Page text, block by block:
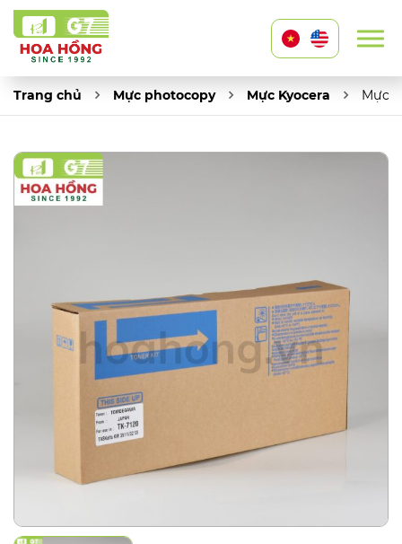
Trang chủ Mực photocopy Mực Kyocera Mực